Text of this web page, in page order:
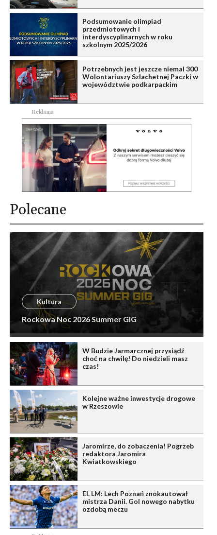
Podsumowanie olimpiad
przedmiotowych i
interdyscyplinarnych w roku
szkolnym 2025/2026
Potrzebnych jest jeszcze niemal 300
Wolontariuszy Szlachetnej Paczki w
województwie podkarpackim
Reklama
Polecane
Kultura
Rockowa Noc 2026 Summer GIG
W Budzie Jarmarcznej przysiądź
choć na chwilę! Do niedzieli masz
czas!
Kolejne ważne inwestycje drogowe
w Rzeszowie
Jaromirze, do zobaczenia! Pogrzeb
redaktora Jaromira
Kwiatkowskiego
El. LM: Lech Poznań znokautował
mistrza Danii. Gol nowego nabytku
ozdobą meczu